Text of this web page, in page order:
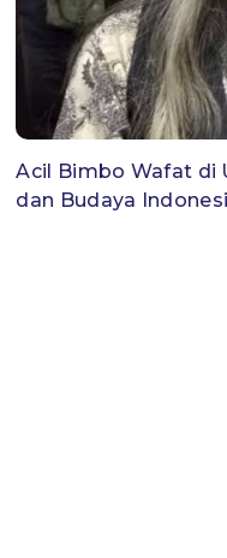
Acil Bimbo Wafat di
dan Budaya